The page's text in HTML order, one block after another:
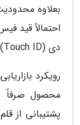
بعلاوه
دی (Touch ID) روی بیاورد.
رویکرد
محصول صرفاً
پشتیبانی از